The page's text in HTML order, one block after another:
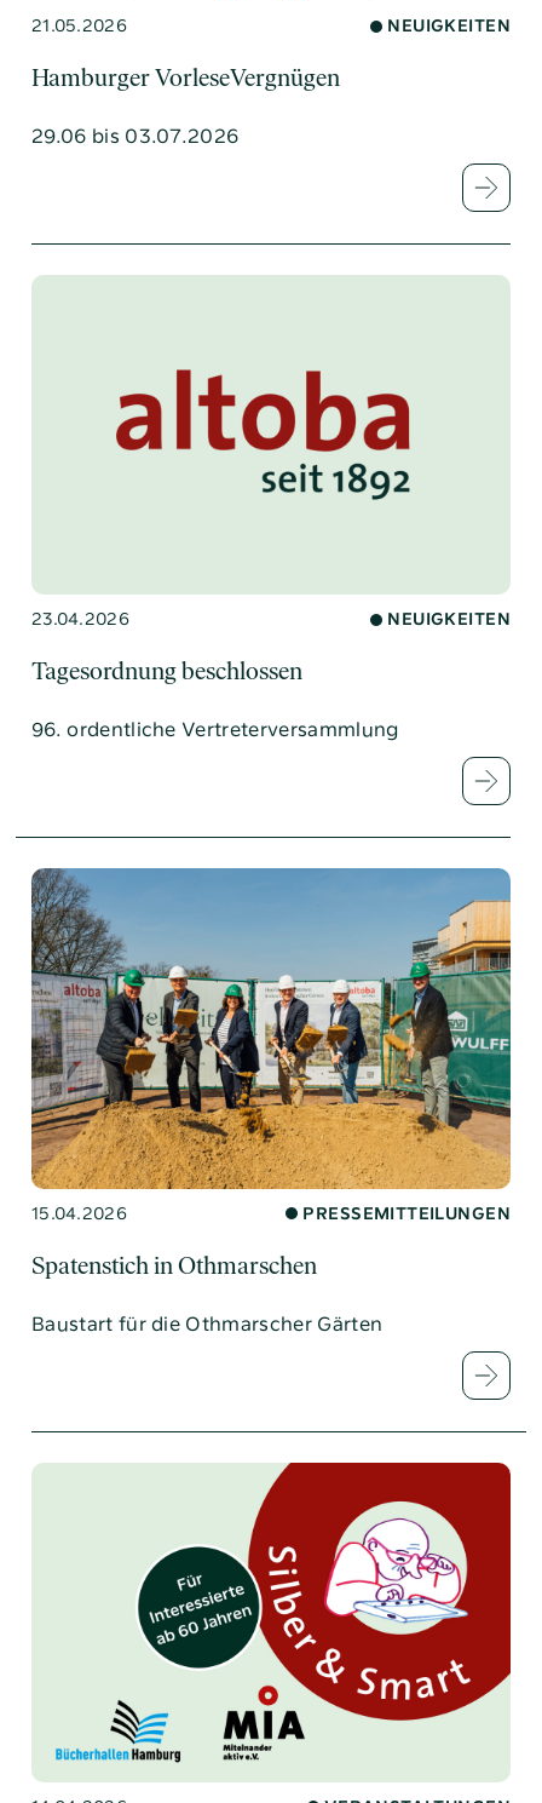
21.05.2026 NEUIGKEITEN
Hamburger VorleseVergnügen
29.06 bis 03.07.2026
23.04.2026 NEUIGKEITEN
Tagesordnung beschlossen
96. ordentliche Vertreterversammlung
15.04.2026 PRESSEMITTEILUNGEN
Spatenstich in Othmarschen
Baustart für die Othmarscher Gärten